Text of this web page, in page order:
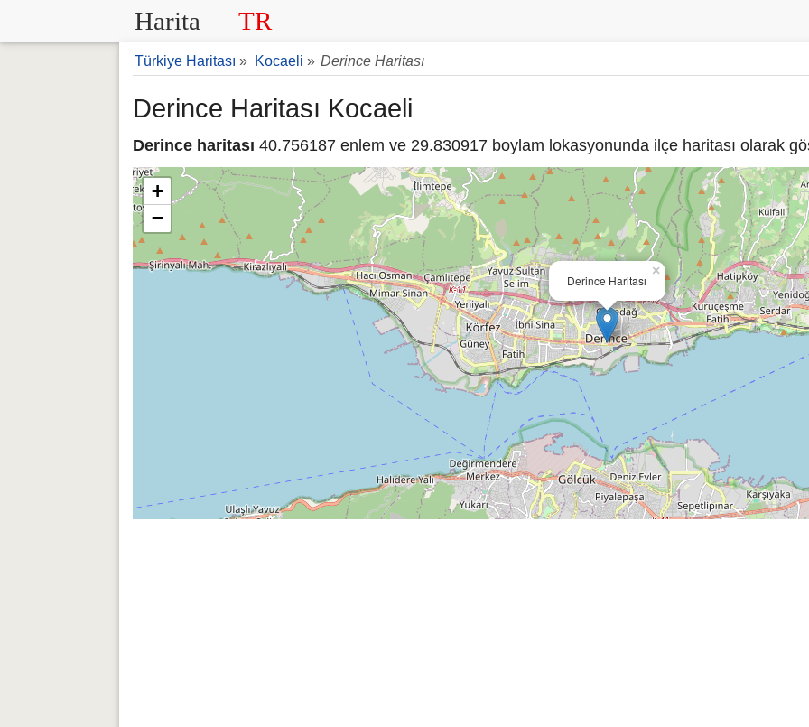
Harita TR
Türkiye Haritası » Kocaeli » Derince Haritası
Derince Haritası Kocaeli
Derince haritası 40.756187 enlem ve 29.830917 boylam lokasyonunda ilçe haritası olarak
Derince Haritası
×
+
−